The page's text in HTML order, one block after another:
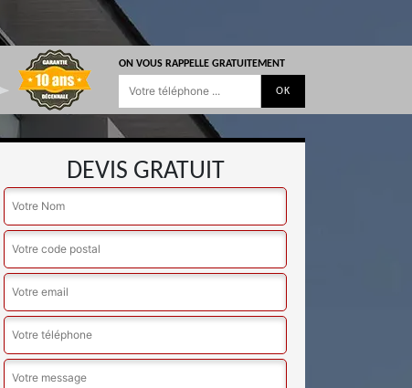
ON VOUS RAPPELLE GRATUITEMENT
DEVIS GRATUIT